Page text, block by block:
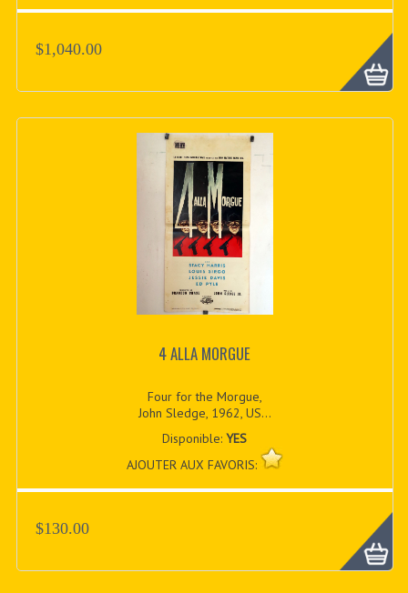
$1,040.00
4 ALLA MORGUE
Four for the Morgue,
John Sledge, 1962, US...
Disponible:YES
AJOUTER AUX FAVORIS:
$130.00